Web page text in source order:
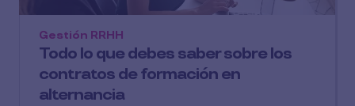
Todo lo que debes saber sobre los
contratos de formación en
alternancia
Gestión RRHH